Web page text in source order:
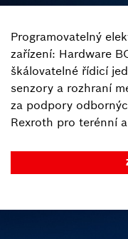
Programovatelný
zařízení: Hardware
škálovatelné řídicí
senzory a rozhraní
za podpory
Rexroth pro terénní